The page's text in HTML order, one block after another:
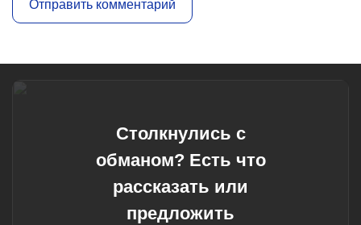
Столкнулись с
обманом? Есть что
рассказать или
предложить